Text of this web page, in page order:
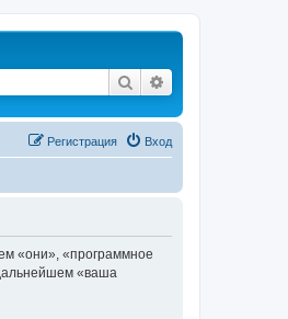
Поиск
Вход
Регистрация
«они», «программное
«ваша